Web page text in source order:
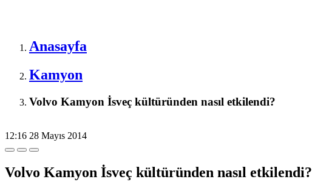
Anasayfa
Kamyon
Volvo Kamyon İsveç kültüründen nasıl etkilendi?
12:16 28 Mayıs 2014
Volvo Kamyon İsveç kültüründen nasıl etkilendi?